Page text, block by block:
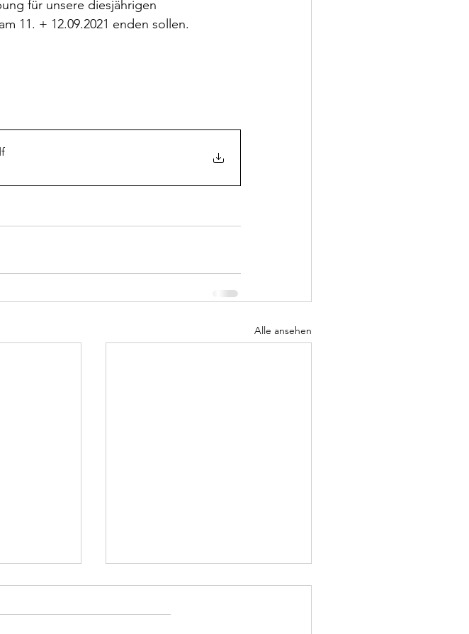
für unsere diesjährigen
11. + 12.09.2021 enden sollen.
Alle ansehen